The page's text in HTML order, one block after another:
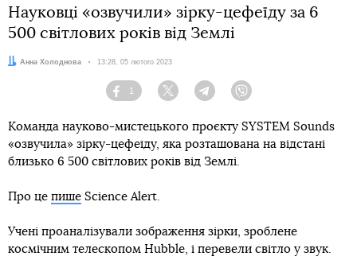
Науковці «озвучили» зірку-цефеїду за 6
500 світлових років від Землі
Автор:
Анна Холоднова Дата:
13:28, 05 лютого 2023
Facebook
1
Twitter TelegramViber
Команда науково-мистецького проєкту SYSTEM Sounds
«озвучила» зірку-цефеїду, яка розташована на відстані
близько 6 500 світлових років від Землі.
Про це пише Science Alert.
Учені проаналізували зображення зірки, зроблене
космічним телескопом Hubble, і перевели світло у звук.